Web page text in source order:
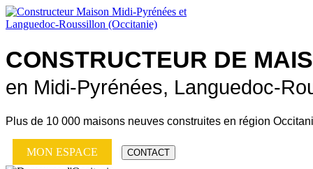
CONSTRUCTEUR DE
en Midi-Pyrénées, Languedoc-
Plus de 10 000 maisons neuves construites en région
MON ESPACE CONTACT